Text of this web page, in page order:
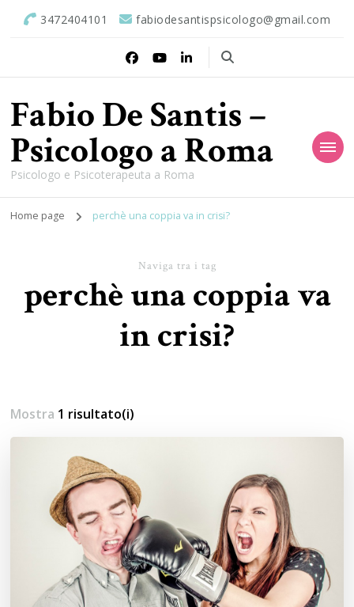
3472404101 fabiodesantispsicologo@gmail.com
Fabio De Santis –
Psicologo a Roma
Psicologo e Psicoterapeuta a Roma
Home page perchè una coppia va in crisi?
Naviga tra i tag
perchè una coppia va
in crisi?
Mostra 1 risultato(i)